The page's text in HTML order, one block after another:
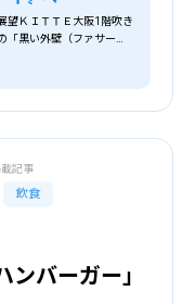
望ＫＩＴＴＥ大阪1階吹き
「黒い外壁（ファサー
年より開業が続き、
着しつつある「うめき
きたの...
飲食
載記事
バーガー」